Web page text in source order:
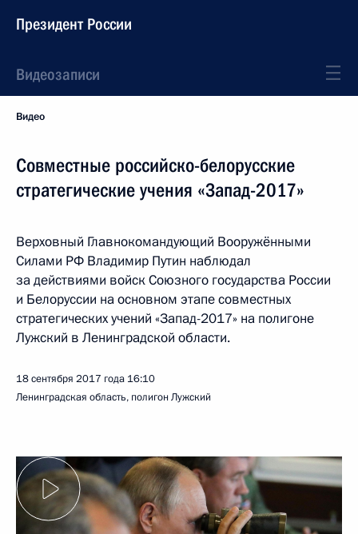
Президент России
Видеозаписи
Видео
Совместные российско-белорусские
стратегические учения «Запад-2017»
Верховный Главнокомандующий Вооружёнными
Силами РФ Владимир Путин наблюдал
за действиями войск Союзного государства России
и Белоруссии на основном этапе совместных
стратегических учений «Запад-2017» на полигоне
Лужский в Ленинградской области.
18 сентября 2017 года 16:10
Ленинградская область, полигон Лужский